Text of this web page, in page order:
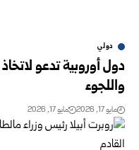
دولي
دول أوروبية تدعو
واللجوء‏‏
مايو 17, 2026 مايو 17, 2026